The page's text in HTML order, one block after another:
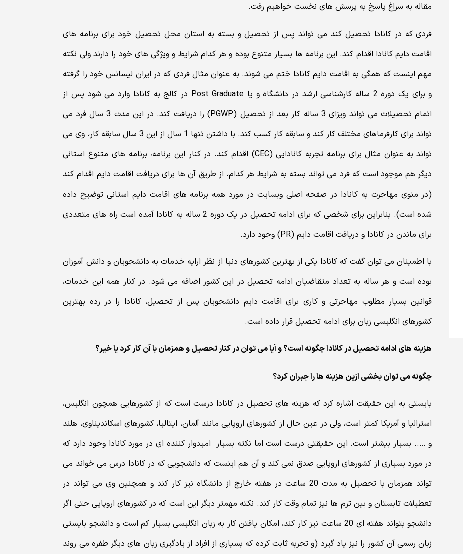
مقاله به سراغ پاسخ به پرسش های نخست خواهیم رفت.
فردی که در کانادا تحصیل کند می تواند پس از تحصیل و بسته به استان محل تحصیل خود برای برنامه های
اقامت دایم کانادا اقدام کند. این برنامه ها بسیار متنوع بوده و هر کدام شرایط و ویژگی های خود را دارند ولی نکته
مهم اینست که همگی به اقامت دایم کانادا ختم می شوند. به عنوان مثال فردی که در ایران لیسانس خود را گرفته
و برای یک دوره 2 ساله کارشناسی ارشد در دانشگاه و یا Post Graduate در کالج به کانادا وارد می شود پس از
اتمام تحصیلات می تواند ویزای 3 ساله کار بعد از تحصیل (PGWP) را دریافت کند. در این مدت 3 سال فرد می
تواند برای کارفرماهای مختلف کار کند و سابقه کار کسب کند. با داشتن تنها 1 سال از این 3 سال سابقه کار، وی می
تواند به عنوان مثال برای برنامه تجربه کانادایی (CEC) اقدام کند. در کنار این برنامه، برنامه های متنوع استانی
دیگر هم موجود است که فرد می تواند بسته به شرایط هر کدام، از طریق آن ها برای دریافت اقامت دایم اقدام کند
(در منوی مهاجرت به کانادا در صفحه اصلی وبسایت در مورد همه برنامه های اقامت دایم استانی توضیح داده
شده است). بنابراین برای شخصی که برای ادامه تحصیل در یک دوره 2 ساله به کانادا آمده است راه های متعددی
برای ماندن در کانادا و دریافت اقامت دایم (PR) وجود دارد.
با اطمینان می توان گفت که کانادا یکی از بهترین کشورهای دنیا از نظر ارایه خدمات به دانشجویان و دانش آموزان
بوده است و هر ساله به تعداد متقاضیان ادامه تحصیل در این کشور اضافه می شود. در کنار همه این خدمات،
قوانین بسیار مطلوب مهاجرتی و کاری برای اقامت دایم دانشجویان پس از تحصیل، کانادا را در رده بهترین
کشورهای انگلیسی زبان برای ادامه تحصیل قرار داده است.
هزینه های ادامه تحصیل در کانادا چگونه است؟ و آیا می توان در کنار تحصیل و همزمان با آن کار کرد یا خیر؟
چگونه می توان بخشی ازین هزینه ها را جبران کرد؟
بایستی به این حقیقت اشاره کرد که هزینه های تحصیل در کانادا درست است که از کشورهایی همچون انگلیس،
استرالیا و آمریکا کمتر است، ولی در عین حال از کشورهای اروپایی مانند آلمان، ایتالیا، کشورهای اسکاندیناوی، هلند
و ….. بسیار بیشتر است. این حقیقتی درست است اما نکته بسیار امیدوار کننده ای در مورد کانادا وجود دارد که
در مورد بسیاری از کشورهای اروپایی صدق نمی کند و آن هم اینست که دانشجویی که در کانادا درس می خواند می
تواند همزمان با تحصیل به مدت 20 ساعت در هفته خارج از دانشگاه نیز کار کند و همچنین وی می تواند در
تعطیلات تابستان و بین ترم ها نیز تمام وقت کار کند. نکته مهمتر دیگر این است که در کشورهای اروپایی حتی اگر
دانشجو بتواند هفته ای 20 ساعت نیز کار کند، امکان یافتن کار به زبان انگلیسی بسیار کم است و دانشجو بایستی
زبان رسمی آن کشور را نیز یاد گیرد (و تجربه ثابت کرده که بسیاری از افراد از یادگیری زبان های دیگر طفره می روند